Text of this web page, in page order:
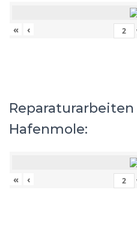
« ‹
Hafenmole:
« ‹